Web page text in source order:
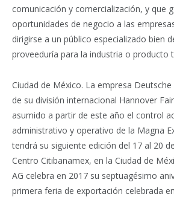
comunicación y comercialización, y que
oportunidades de negocio a las
dirigirse a un público especializado bien
proveeduría para la industria o producto
Ciudad de México. La empresa
de su división internacional Hannover
asumido a partir de este año el control
administrativo y operativo de la Magna
tendrá su siguiente edición del 17 al 20
Centro Citibanamex, en la Ciudad de
AG celebra en 2017 su septuagésimo
primera feria de exportación celebrada